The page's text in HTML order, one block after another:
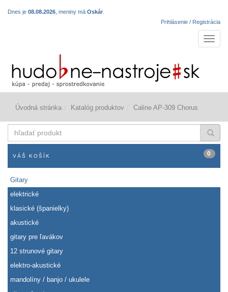
Dnes je 08.08.2026 , meniny má Oskár
Prihlásenie / Registrácia
Úvodná stránka Katalóg produktov Caline AP-309 Chorus
produkt
VÁŠ KOŠÍK 0
Gitary
elektrické
klasické (španielky)
akustické
gitary pre ľavákov
12 strunové gitary
elektro-akustické
mandolíny / banjo / ukulele